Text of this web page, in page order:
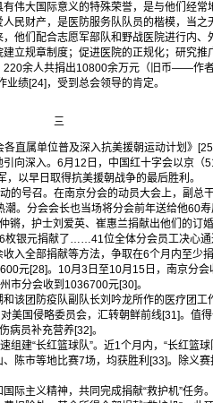
伟大国际意义的特殊荣誉，是与他们经
民财产，是医防服务队队员的楷模，当之
们配合志愿军部队和野战医院进行内、
立规章制度；促进医院的正规化；研究
220余人共捐出10800余万元（旧币——作
绩[24]，受到总会领导的肯定。
三
属单位普及深入抗美援朝运动计划》
向深入。6月12日，中国红十字会以京（
以早日取得抗美援朝战争的最后胜利。
号召。在南京分会的动员大会上，副总
。分会会长也当场将分会前年送给他60
锵，护士刘爱英、崔惠兰捐献出他们的订
枚银元捐献了……41位全体分会员工决心
入全部捐献等方法，争取在6个月内至少捐
[28]。10月3日至10月15日，南京分会
市分会收到1036700元[30]。
该团防疫队副队长刘吟龙所作的医疗团
美国侵略委员会，汇转朝鲜前线[31]。值
病员补充营养[32]。
建“长红篮球队”。近1个月内，“长红篮
陈市等地比赛7场，均获胜利[33]。除义
主义精神，共同完成捐献“救护机”任务